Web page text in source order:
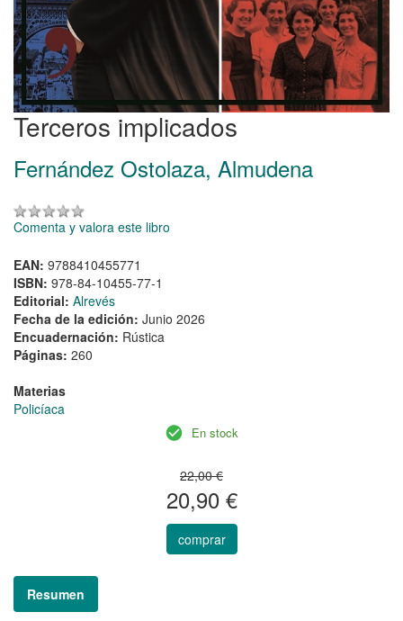
Terceros implicados
Fernández Ostolaza, Almudena
Comenta y valora este libro
EAN: 9788410455771
ISBN: 978-84-10455-77-1
Editorial: Alrevés
Fecha de la edición: Junio 2026
Encuadernación: Rústica
Páginas: 260
Materias
Policíaca
En stock
22,00 €
20,90 €
comprar
Resumen